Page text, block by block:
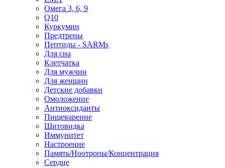
Омега 3, 6, 9
Q10
Куркумин
Предтрены
Пептиды - SARMs
Для сна
Клетчатка
Для мужчин
Для женщин
Детские добавки
Омоложение
Антиоксиданты
Пищеварение
Щитовидка
Иммунитет
Настроение
Память/Ноотропы/Концентрация
Сердце